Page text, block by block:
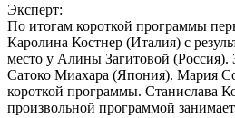
Эксперт:
По итогам короткой программы
Каролина Костнер (Италия) с
место у Алины Загитовой (Россия).
Сатоко Миахара (Япония). Мария
короткой программы. Станислава
произвольной программой